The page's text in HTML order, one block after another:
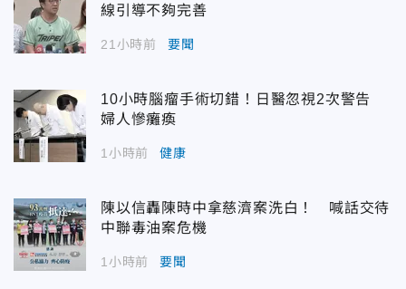
線引導不夠完善
21小時前 要聞
10小時腦瘤手術切錯！日醫忽視2次警告
婦人慘癱瘓
1小時前 健康
陳以信轟陳時中拿慈濟案洗白！ 喊話交待
中聯毒油案危機
1小時前 要聞